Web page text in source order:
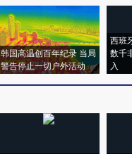
韩国高温创百年纪录 当局
警告停止一切户外活动
西班
数千
入